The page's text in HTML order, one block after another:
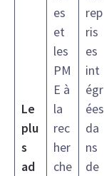
Le
plu
s
ad
es
et
les
PM
E à
la
rec
her
che
rep
ris
es
int
égr
ées
da
ns
de